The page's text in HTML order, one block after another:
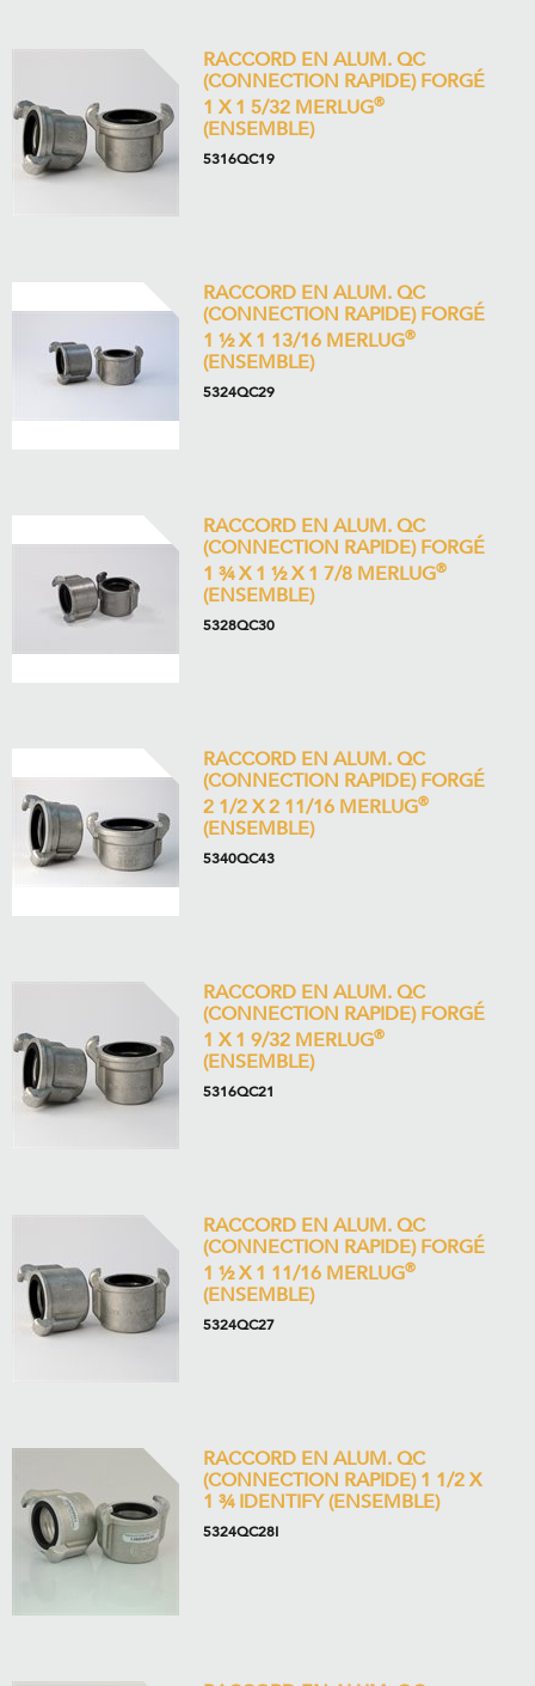
RACCORD EN ALUM. QC
(CONNECTION RAPIDE) FORGÉ
1 X 1 5/32 MERLUG®
(ENSEMBLE)
5316QC19
RACCORD EN ALUM. QC
(CONNECTION RAPIDE) FORGÉ
1 ½ X 1 13/16 MERLUG®
(ENSEMBLE)
5324QC29
RACCORD EN ALUM. QC
(CONNECTION RAPIDE) FORGÉ
1 ¾ X 1 ½ X 1 7/8 MERLUG®
(ENSEMBLE)
5328QC30
RACCORD EN ALUM. QC
(CONNECTION RAPIDE) FORGÉ
2 1/2 X 2 11/16 MERLUG®
(ENSEMBLE)
5340QC43
RACCORD EN ALUM. QC
(CONNECTION RAPIDE) FORGÉ
1 X 1 9/32 MERLUG®
(ENSEMBLE)
5316QC21
RACCORD EN ALUM. QC
(CONNECTION RAPIDE) FORGÉ
1 ½ X 1 11/16 MERLUG®
(ENSEMBLE)
5324QC27
RACCORD EN ALUM. QC
(CONNECTION RAPIDE) 1 1/2 X
1 ¾ IDENTIFY (ENSEMBLE)
5324QC28I